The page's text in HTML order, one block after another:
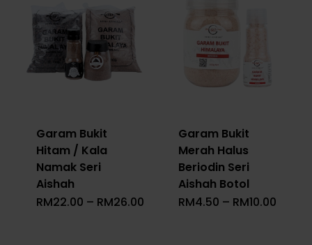
Garam Bukit
Hitam / Kala
Namak Seri
Aishah
RM22.00 – RM26.00Price
Garam Bukit
Merah Halus
Beriodin Seri
Aishah Botol
RM4.50 – RM10.00